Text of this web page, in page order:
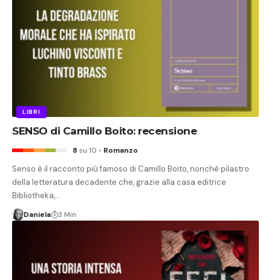
LIBRI
SENSO di Camillo Boito: recensione
8 su 10 Romanzo
Senso è il racconto più famoso di Camillo Boito, nonché pilastro
della letteratura decadente che, grazie alla casa editrice
Bibliotheka,…
Daniela 3 Min